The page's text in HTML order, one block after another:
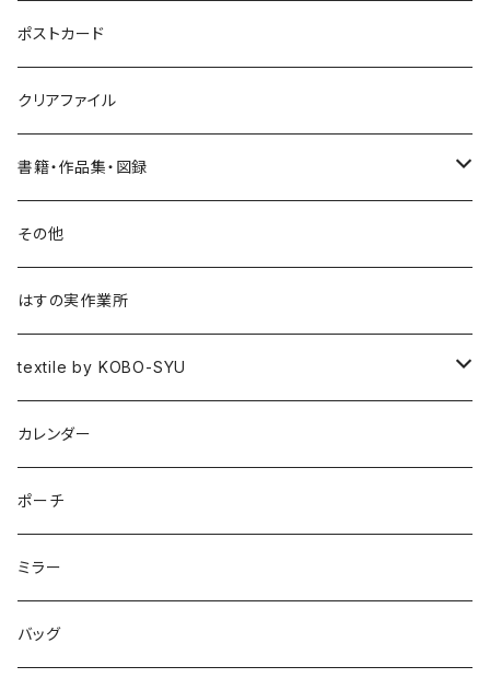
ポストカード
クリアファイル
書籍・作品集・図録
書籍
作品集
図録
その他
はすの実作業所
textile by KOBO-SYU
HISASHI IGARASHI
カレンダー
ポーチ
ミラー
バッグ